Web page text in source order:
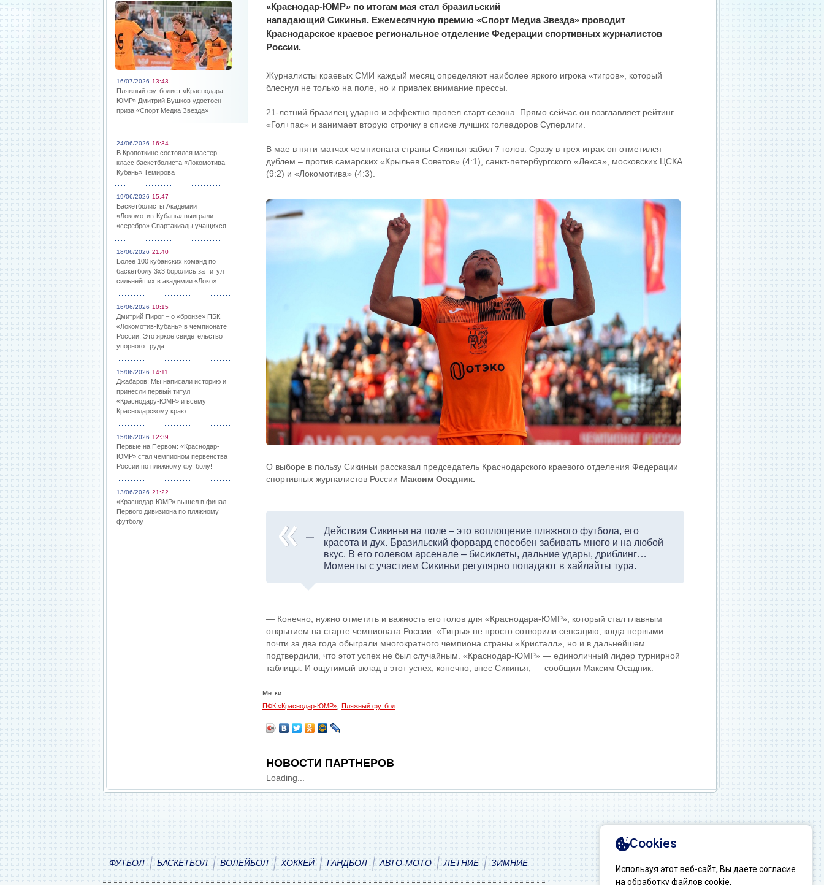
16/07/2026 13:43
Пляжный футболист «Краснодара-
ЮМР» Дмитрий Бушков удостоен
приза «Спорт Медиа Звезда»
24/06/2026 16:34
В Кропоткине состоялся мастер-
класс баскетболиста «Локомотива-
Кубань» Темирова
19/06/2026 15:47
Баскетболисты Академии
«Локомотив-Кубань» выиграли
«серебро» Спартакиады учащихся
18/06/2026 21:40
Более 100 кубанских команд по
баскетболу 3х3 боролись за титул
сильнейших в академии «Локо»
16/06/2026 10:15
Дмитрий Пирог – о «бронзе» ПБК
«Локомотив-Кубань» в чемпионате
России: Это яркое свидетельство
упорного труда
15/06/2026 14:11
Джабаров: Мы написали историю и
принесли первый титул
«Краснодару-ЮМР» и всему
Краснодарскому краю
15/06/2026 12:39
Первые на Первом: «Краснодар-
ЮМР» стал чемпионом первенства
России по пляжному футболу!
13/06/2026 21:22
«Краснодар-ЮМР» вышел в финал
Первого дивизиона по пляжному
футболу
«Краснодар-ЮМР» по итогам мая стал бразильский
нападающий Сикинья. Ежемесячную премию «Спорт Медиа Звезда» проводит
Краснодарское краевое региональное отделение Федерации спортивных журналистов
России.
Журналисты краевых СМИ каждый месяц определяют наиболее яркого игрока «тигров», который
блеснул не только на поле, но и привлек внимание прессы.
21-летний бразилец ударно и эффектно провел старт сезона. Прямо сейчас он возглавляет рейтинг
«Гол+пас» и занимает вторую строчку в списке лучших голеадоров Суперлиги.
В мае в пяти матчах чемпионата страны Сикинья забил 7 голов. Сразу в трех играх он отметился
дублем – против самарских «Крыльев Советов» (4:1), санкт-петербургского «Лекса», московских ЦСКА
(9:2) и «Локомотива» (4:3).
О выборе в пользу Сикиньи рассказал председатель Краснодарского краевого отделения Федерации
спортивных журналистов России Максим Осадник.
Действия Сикиньи на поле – это воплощение пляжного футбола, его
красота и дух. Бразильский форвард способен забивать много и на любой
вкус. В его голевом арсенале – бисиклеты, дальние удары, дриблинг…
Моменты с участием Сикиньи регулярно попадают в хайлайты тура.
— Конечно, нужно отметить и важность его голов для «Краснодара-ЮМР», который стал главным
открытием на старте чемпионата России. «Тигры» не просто сотворили сенсацию, когда первыми
почти за два года обыграли многократного чемпиона страны «Кристалл», но и в дальнейшем
подтвердили, что этот успех не был случайным. «Краснодар-ЮМР» — единоличный лидер турнирной
таблицы. И ощутимый вклад в этот успех, конечно, внес Сикинья, — сообщил Максим Осадник.
Метки:
ПФК «Краснодар-ЮМР», Пляжный футбол
НОВОСТИ ПАРТНЕРОВ
Loading...
ФУТБОЛ БАСКЕТБОЛ ВОЛЕЙБОЛ ХОККЕЙ ГАНДБОЛ АВТО-МОТО ЛЕТНИЕ ЗИМНИЕ